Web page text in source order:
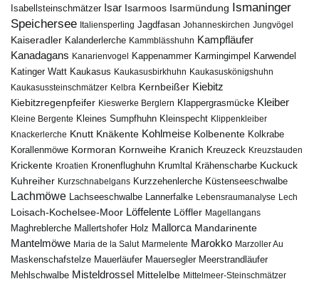
Isabellsteinschmätzer Isar Isarmoos Isarmündung Ismaninger
Speichersee Italiensperling Jagdfasan Johanneskirchen Jungvögel
Kaiseradler Kalanderlerche Kammblässhuhn Kampfläufer
Kanadagans Kanarienvogel Kappenammer Karmingimpel Karwendel
Katinger Watt Kaukasus Kaukasusbirkhuhn Kaukasuskönigshuhn
Kaukasussteinschmätzer Kelbra Kernbeißer Kiebitz
Kiebitzregenpfeifer Kieswerke Berglern Klappergrasmücke Kleiber
Kleine Bergente Kleines Sumpfhuhn Kleinspecht Klippenkleiber
Knackerlerche Knutt Knäkente Kohlmeise Kolbenente Kolkrabe
Korallenmöwe Kormoran Kornweihe Kranich Kreuzeck Kreuzstauden
Krickente Kroatien Kronenflughuhn Krumltal Krähenscharbe Kuckuck
Kuhreiher Kurzschnabelgans Kurzzehenlerche Küstenseeschwalbe
Lachmöwe Lachseeschwalbe Lannerfalke Lebensraumanalyse Lech
Loisach-Kochelsee-Moor Löffelente Löffler Magellangans
Maghreblerche Mallertshofer Holz Mallorca Mandarinente
Mantelmöwe Maria de la Salut Marmelente Marokko Marzoller Au
Maskenschafstelze Mauerläufer Mauersegler Meerstrandläufer
Mehlschwalbe Misteldrossel Mittelelbe Mittelmeer-Steinschmätzer